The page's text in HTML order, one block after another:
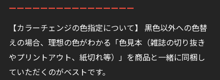
ーーーーーーーーーーーーーーーー
【カラーチェンジの色指定について】 黒色以外への色替
えの場合、理想の色がわかる「色見本（雑誌の切り抜き
やプリントアウト、紙切れ等）」を商品と一緒に同梱し
ていただくのがベストです。